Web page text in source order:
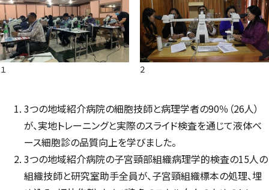
１ ２
3つの地域紹介病院の細胞技師と病理学者の90％（26人）
が、実地トレーニングと実際のスライド検査を通じて液体ベ
ース細胞診の品質向上を学びました。
3つの地域紹介病院の子宮頸部組織病理学的検査の15人の
組織技師と研究室助手全員が、子宮頸組織標本の処理、埋